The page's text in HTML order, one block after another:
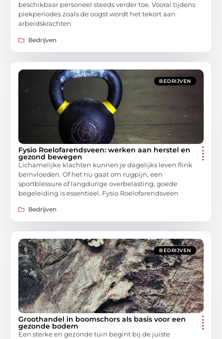
beschikbaar personeel steeds verder toe. Vooral tijdens
piekperiodes zoals de oogst wordt het tekort aan
arbeidskrachten
Bedrijven
BEDRIJVEN
Fysio Roelofarendsveen: werken aan herstel en
gezond bewegen
Lichamelijke klachten kunnen je dagelijks leven flink
beïnvloeden. Of het nu gaat om rugpijn, een
sportblessure of langdurige overbelasting, goede
begeleiding is essentieel. Fysio Roelofarendsveen
Bedrijven
BEDRIJVEN
Groothandel in boomschors als basis voor een
gezonde bodem
Een sterke en gezonde tuin begint bij de juiste